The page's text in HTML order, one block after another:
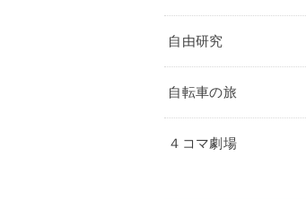
自由研究
自転車の旅
４コマ劇場